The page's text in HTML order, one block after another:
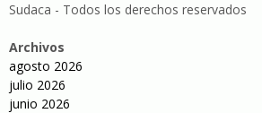
Sudaca - Todos los derechos reservados
Archivos
agosto 2026
julio 2026
junio 2026